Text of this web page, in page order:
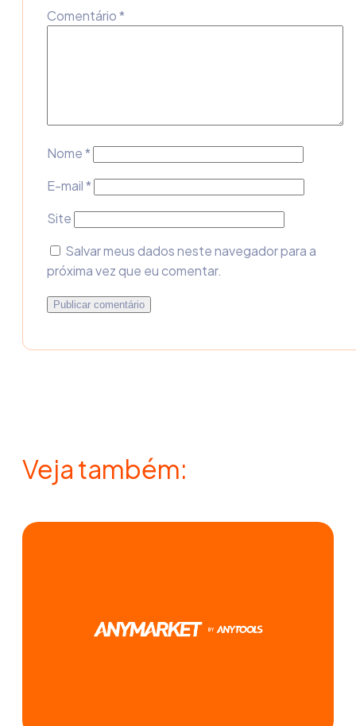
Comentário*
Nome*
E-mail*
Site
Salvar meus dados neste navegador para a
próxima vez que eu comentar.
Veja também: